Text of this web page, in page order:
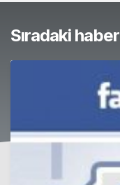
Sıradaki haber